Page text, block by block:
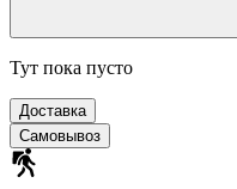
Тут пока пусто
Доставка
Самовывоз